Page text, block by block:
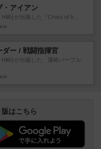
・アイアン
社が出版した『Cross of Ir...
ダー / 戦闘指揮官
Hill社が出版した、通称パープル
はこちら